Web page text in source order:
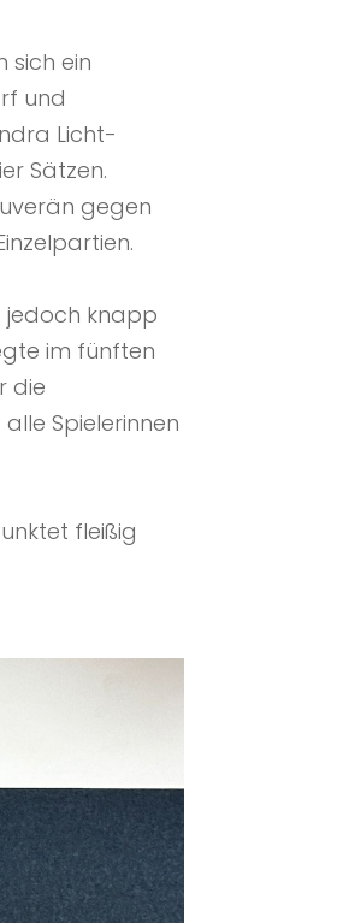
sich ein
und
Licht-
Sätzen.
gegen
jedoch knapp
im fünften
die
Spielerinnen
fleißig